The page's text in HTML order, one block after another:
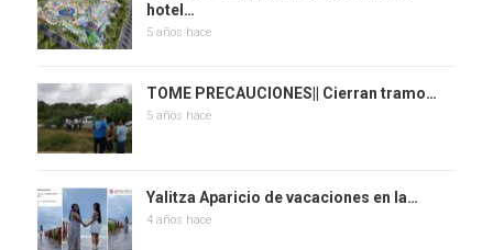
hotel…
5 años hace
TOME PRECAUCIONES|| Cierran tramo…
5 años hace
Yalitza Aparicio de vacaciones en la…
4 años hace